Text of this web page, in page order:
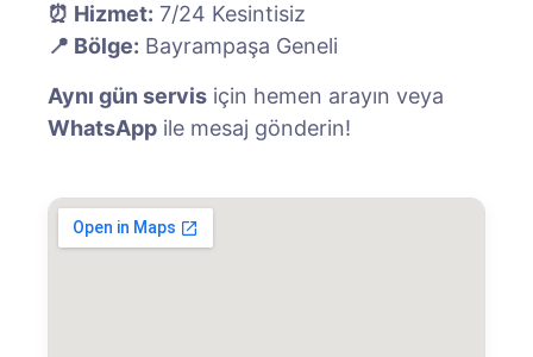
⏰ Hizmet: 7/24 Kesintisiz
📍 Bölge: Bayrampaşa Geneli
Aynı gün servis için hemen arayın veya
WhatsApp ile mesaj gönderin!